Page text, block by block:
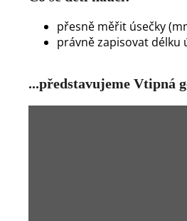
přesně měřit úsečky
právně zapisovat délku
...představujeme Vtipná